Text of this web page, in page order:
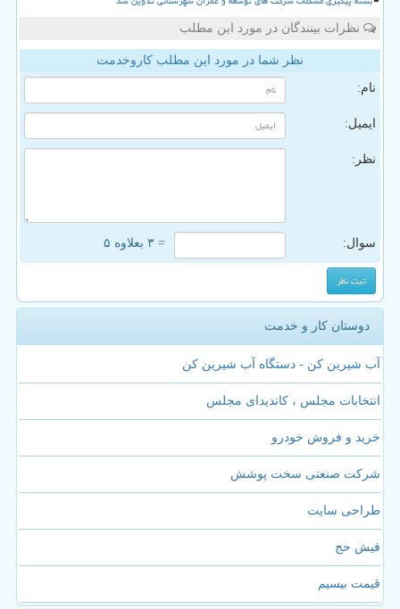
نظرات بینندگان در مورد این مطلب
نظر شما در مورد این مطلب کاروخدمت
نام:
ایمیل:
نظر:
سوال: = ۳ بعلاوه ۵
دوستان کار و خدمت
آب شیرین کن - دستگاه آب شیرین کن
انتخابات مجلس ، کاندیدای مجلس
خرید و فروش خودرو
شرکت صنعتی سخت پوشش
طراحی سایت
فیش حج
قیمت بیسیم